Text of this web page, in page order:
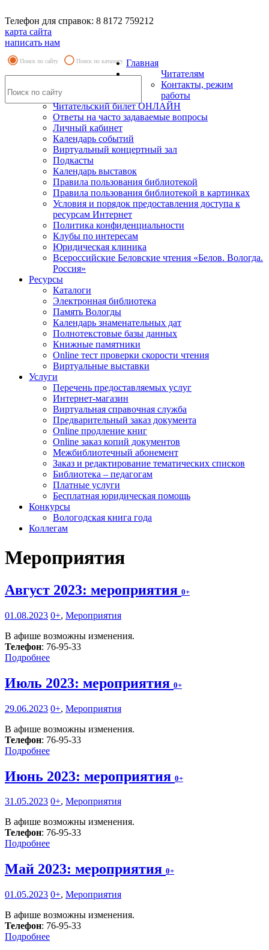
Телефон для справок: 8 8172 759212
карта сайта
написать нам
Поиск по сайту Поиск по каталогу Главная
Читателям
Контакты, режим
работы
Читательский билет ОНЛАЙН
Ответы на часто задаваемые вопросы
Личный кабинет
Календарь событий
Виртуальный концертный зал
Подкасты
Календарь выставок
Правила пользования библиотекой
Правила пользования библиотекой в картинках
Условия и порядок предоставления доступа к
ресурсам Интернет
Политика конфиденциальности
Клубы по интересам
Юридическая клиника
Всероссийские Беловские чтения «Белов. Вологда.
Россия»
Ресурсы
Каталоги
Электронная библиотека
Память Вологды
Календарь знаменательных дат
Полнотекстовые базы данных
Книжные памятники
Online тест проверки скорости чтения
Виртуальные выставки
Услуги
Перечень предоставляемых услуг
Интернет-магазин
Виртуальная справочная служба
Предварительный заказ документа
Online продление книг
Online заказ копий документов
Межбиблиотечный абонемент
Заказ и редактирование тематических списков
Библиотека – педагогам
Платные услуги
Бесплатная юридическая помощь
Конкурсы
Вологодская книга года
Коллегам
Мероприятия
Август 2023: мероприятия 0+
01.08.2023 0+, Мероприятия
В афише возможны изменения.
Телефон: 76-95-33
Подробнее
Июль 2023: мероприятия 0+
29.06.2023 0+, Мероприятия
В афише возможны изменения.
Телефон: 76-95-33
Подробнее
Июнь 2023: мероприятия 0+
31.05.2023 0+, Мероприятия
В афише возможны изменения.
Телефон: 76-95-33
Подробнее
Май 2023: мероприятия 0+
01.05.2023 0+, Мероприятия
В афише возможны изменения.
Телефон: 76-95-33
Подробнее